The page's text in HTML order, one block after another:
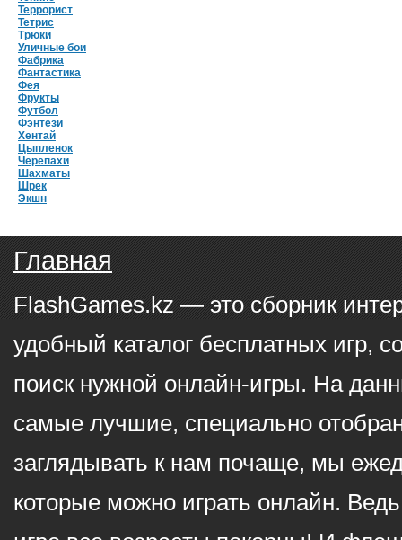
Террорист
Тетрис
Трюки
Уличные бои
Фабрика
Фантастика
Фея
Фрукты
Футбол
Фэнтези
Хентай
Цыпленок
Черепахи
Шахматы
Шрек
Экшн
Главная
FlashGames.kz — это сборник
удобный каталог бесплатных игр,
поиск нужной онлайн-игры. На
самые лучшие, специально
заглядывать к нам почаще, мы
которые можно играть онлайн.